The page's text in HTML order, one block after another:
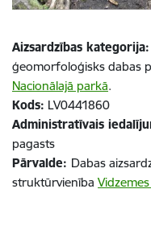
Aizsardzības kategorija:
ģeomorfoloģisks dabas
Nacionālajā parkā.
Kods: LV0441860
Administratīvais
pagasts
Pārvalde: Dabas
struktūrvienība